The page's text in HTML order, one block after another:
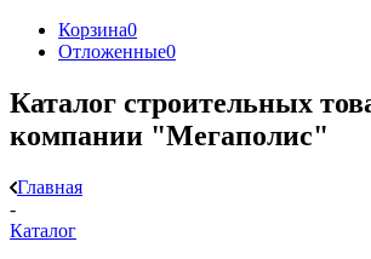
Корзина0
Отложенные0
Каталог строительных
компании "Мегаполис"
Главная
-
Каталог